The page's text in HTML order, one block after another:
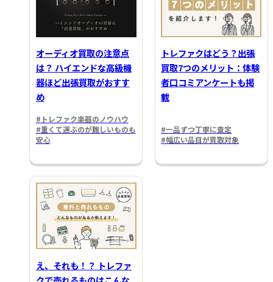
オーディオ買取の注意点
は？ ハイエンドな高級機
器ほど出張買取がおすす
め
#トレファク楽器のノウハウ
#重くて運ぶのが難しいものも
安心
トレファクはどう？出張
買取7つのメリット：体験
者口コミアンケートも掲
載
#一品ずつ丁寧に査定
#幅広い品目が買取対象
え、それも！？ トレファ